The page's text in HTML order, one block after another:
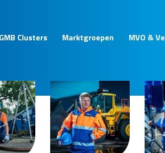
GMB Clusters Marktgroepen MVO &